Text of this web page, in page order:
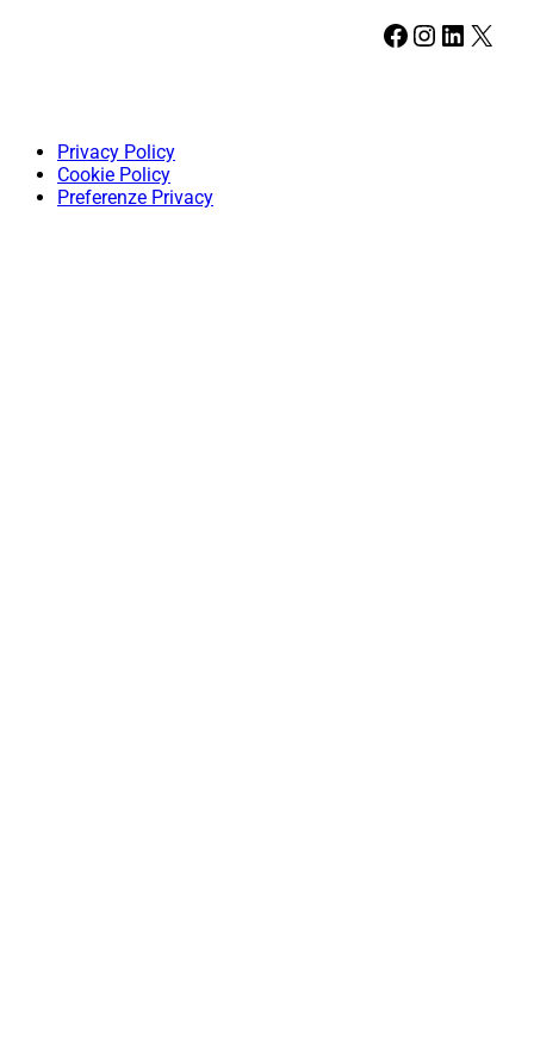
Facebook Instagram LinkedIn X
Privacy Policy
Cookie Policy
Preferenze Privacy